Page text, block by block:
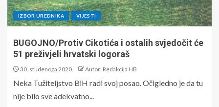
IZBOR UREDNIKA VIJESTI
BUGOJNO/Protiv Cikotića i ostalih svjedočit će
51 preživjeli hrvatski logoraš
30. studenoga 2020. Autor: Redakcija HB
Neka Tužiteljstvo BiH radi svoj posao. Očigledno je da tu
nije bilo sve adekvatno...